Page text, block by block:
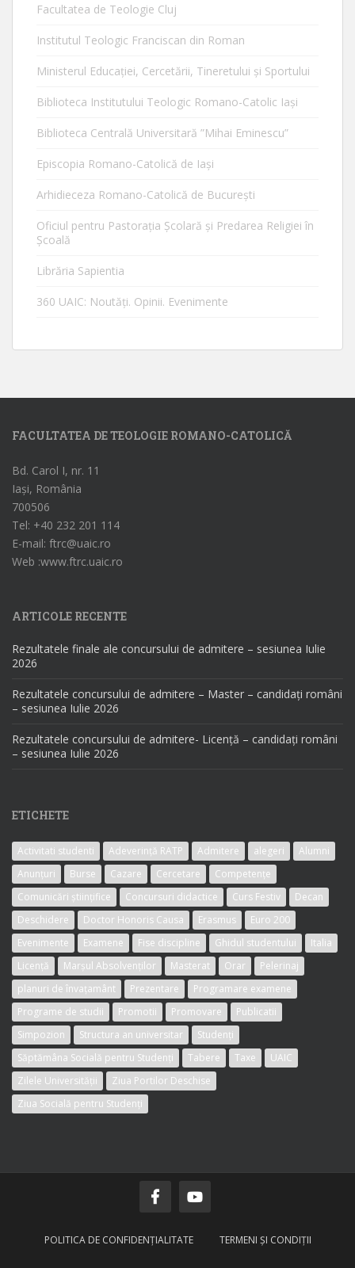
Facultatea de Teologie Cluj
Institutul Teologic Franciscan din Roman
Ministerul Educaţiei, Cercetării, Tineretului şi Sportului
Biblioteca Institutului Teologic Romano-Catolic Iaşi
Biblioteca Centrală Universitară ”Mihai Eminescu”
Episcopia Romano-Catolică de Iaşi
Arhidieceza Romano-Catolică de Bucureşti
Oficiul pentru Pastorația Școlară și Predarea Religiei în
Școală
Librăria Sapientia
360 UAIC: Noutăţi. Opinii. Evenimente
FACULTATEA DE TEOLOGIE ROMANO-CATOLICĂ
Bd. Carol I, nr. 11
Iași, România
700506
Tel: +40 232 201 114
E-mail: ftrc@uaic.ro
Web :www.ftrc.uaic.ro
ARTICOLE RECENTE
Rezultatele finale ale concursului de admitere – sesiunea Iulie
2026
Rezultatele concursului de admitere – Master – candidați români
– sesiunea Iulie 2026
Rezultatele concursului de admitere- Licență – candidați români
– sesiunea Iulie 2026
ETICHETE
Activitati studenti Adeverință RATP Admitere alegeri
Alumni
Anunțuri
Burse Cazare Cercetare
Competențe
Comunicări științifice
Concursuri didactice Curs Festiv
Decan
Deschidere
Doctor Honoris Causa Erasmus
Euro 200
Evenimente
Examene Fise discipline Ghidul studentului
Italia
Licență
Marșul Absolvenților Masterat Orar
Pelerinaj
planuri de învațamânt
Prezentare
Programare examene
Programe de studii
Promotii Promovare
Publicatii
Simpozion
Structura an universitar
Studenți
Săptămâna Socială pentru Studenți
Tabere Taxe
UAIC
Zilele Universității
Ziua Portilor Deschise
Ziua Socială pentru Studenți
POLITICA DE CONFIDENŢIALITATE TERMENI ŞI CONDIŢII